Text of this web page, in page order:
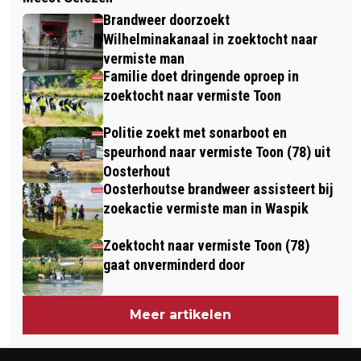
KERSTVOORSTELLING IN DE
SCHELLEBOOM
2023 IS NATSTE JAAR OOIT GEMETEN
IN NEDERLAND
Brandweer doorzoekt
Wilhelminakanaal in zoektocht naar
vermiste man
Familie doet dringende oproep in
zoektocht naar vermiste Toon
Politie zoekt met sonarboot en
speurhond naar vermiste Toon (78) uit
Oosterhout
Oosterhoutse brandweer assisteert bij
zoekactie vermiste man in Waspik
Zoektocht naar vermiste Toon (78)
gaat onverminderd door
Meer artikelen